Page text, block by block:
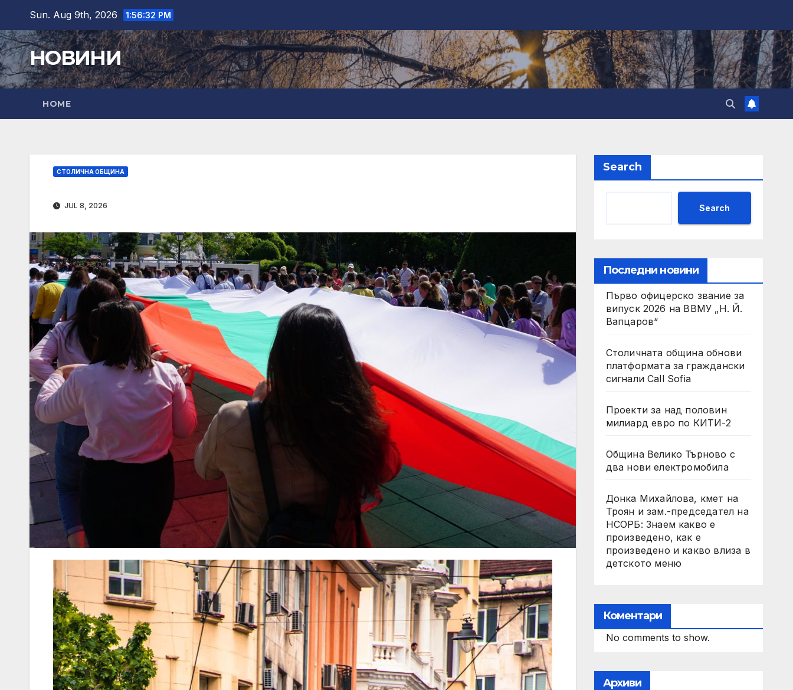
content
Sun. Aug 9th, 2026 1:56:34 PM
НОВИНИ
HOME
СТОЛИЧНА ОБЩИНА
JUL 8, 2026
Search
Search
Последни новини
Първо офицерско звание за
випуск 2026 на ВВМУ „Н. Й.
Вапцаров“
Столичната община обнови
платформата за граждански
сигнали Call Sofia
Проекти за над половин
милиард евро по КИТИ-2
Община Велико Търново с
два нови електромобила
Донка Михайлова, кмет на
Троян и зам.-председател на
НСОРБ: Знаем какво е
произведено, как е
произведено и какво влиза в
детското меню
Коментари
No comments to show.
Архиви